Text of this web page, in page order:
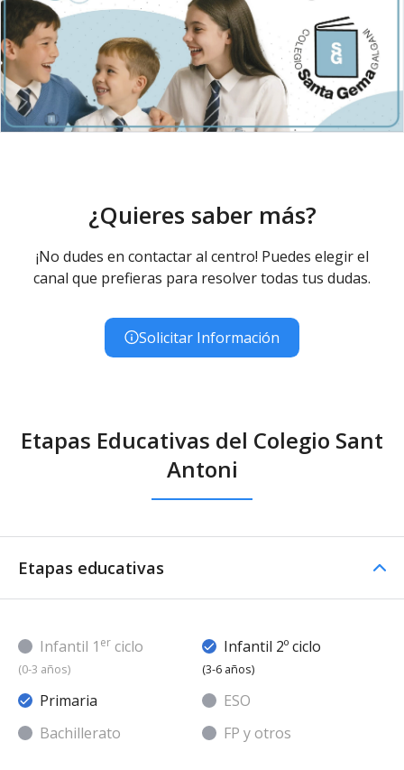
¿Quieres saber más?
¡No dudes en contactar al centro! Puedes elegir el
canal que prefieras para resolver todas tus dudas.
Solicitar Información
Etapas Educativas del Colegio Sant
Antoni
Etapas educativas
Infantil 1 er ciclo
(0-3 años)
Infantil 2º ciclo
(3-6 años)
Primaria
ESO
Bachillerato
FP y otros